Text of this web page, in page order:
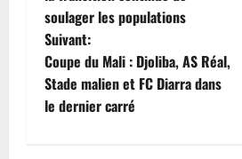
v
i
g
soulager les populations
Suivant:
Coupe du Mali : Djoliba, AS Réal,
Stade malien et FC Diarra dans
le dernier carré